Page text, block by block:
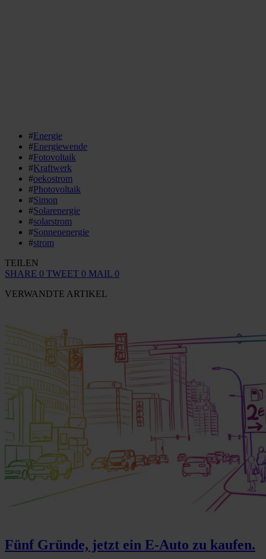
#Energie
#Energiewende
#Fotovoltaik
#Kraftwerk
#oekostrom
#Photovoltaik
#Simon
#Solarenergie
#solarstrom
#Sonnenenergie
#strom
TEILEN
SHARE 0 TWEET 0 MAIL 0
VERWANDTE ARTIKEL
Fünf Gründe, jetzt ein E-Auto zu kaufen.